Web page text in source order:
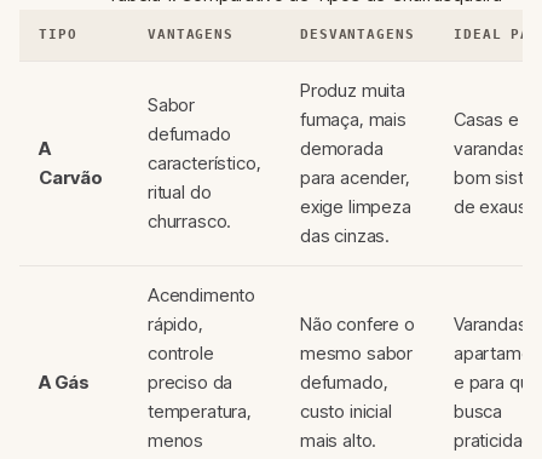
TIPO VANTAGENS DESVANTAGENS IDEAL
A
Carvão
Sabor
defumado
característico,
ritual do
churrasco.
Produz muita
fumaça, mais
demorada
para acender,
exige limpeza
das cinzas.
Casas e
varandas
bom
de
A Gás
Acendimento
rápido,
controle
preciso da
temperatura,
menos
Não confere o
mesmo sabor
defumado,
custo inicial
mais alto.
Varandas
e para
busca